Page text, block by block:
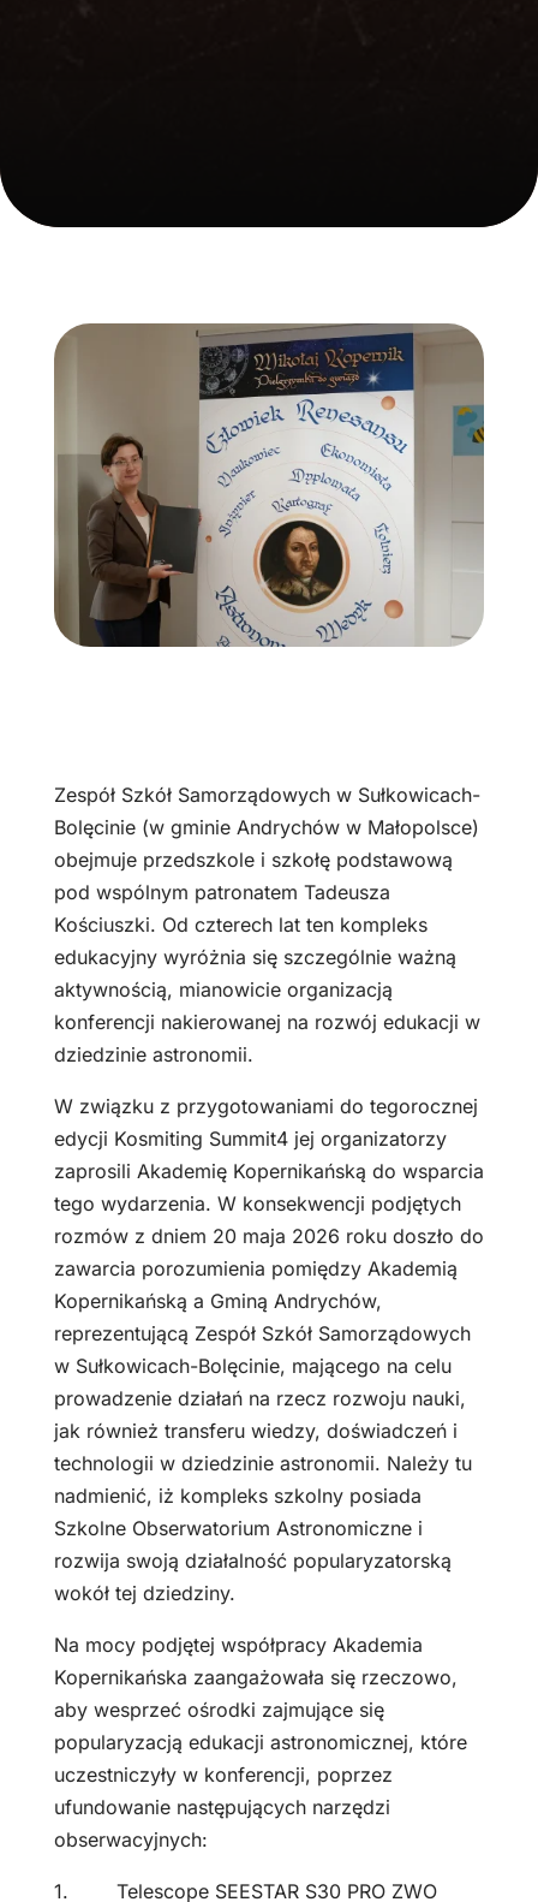
Zespół Szkół Samorządowych w Sułkowicach-
Bolęcinie (w gminie Andrychów w Małopolsce)
obejmuje przedszkole i szkołę podstawową
pod wspólnym patronatem Tadeusza
Kościuszki. Od czterech lat ten kompleks
edukacyjny wyróżnia się szczególnie ważną
aktywnością, mianowicie organizacją
konferencji nakierowanej na rozwój edukacji w
dziedzinie astronomii.
W związku z przygotowaniami do tegorocznej
edycji Kosmiting Summit4 jej organizatorzy
zaprosili Akademię Kopernikańską do wsparcia
tego wydarzenia. W konsekwencji podjętych
rozmów z dniem 20 maja 2026 roku doszło do
zawarcia porozumienia pomiędzy Akademią
Kopernikańską a Gminą Andrychów,
reprezentującą Zespół Szkół Samorządowych
w Sułkowicach-Bolęcinie, mającego na celu
prowadzenie działań na rzecz rozwoju nauki,
jak również transferu wiedzy, doświadczeń i
technologii w dziedzinie astronomii. Należy tu
nadmienić, iż kompleks szkolny posiada
Szkolne Obserwatorium Astronomiczne i
rozwija swoją działalność popularyzatorską
wokół tej dziedziny.
Na mocy podjętej współpracy Akademia
Kopernikańska zaangażowała się rzeczowo,
aby wesprzeć ośrodki zajmujące się
popularyzacją edukacji astronomicznej, które
uczestniczyły w konferencji, poprzez
ufundowanie następujących narzędzi
obserwacyjnych:
1. Telescope SEESTAR S30 PRO ZWO